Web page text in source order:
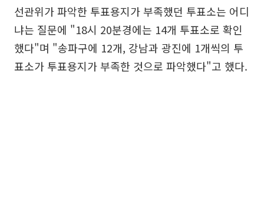
선관위가 파악한 투표용지가 부족했던 투표소는 어디
냐는 질문에 "18시 20분경에는 14개 투표소로 확인
했다"며 "송파구에 12개, 강남과 광진에 1개씩의 투
표소가 투표용지가 부족한 것으로 파악했다"고 했다.